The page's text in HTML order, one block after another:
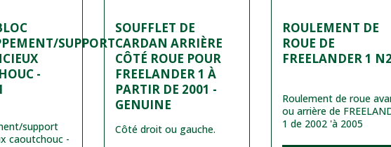
SUPPORT
-
support
caoutchouc -
SOUFFLET DE
CARDAN ARRIÈRE
CÔTÉ ROUE POUR
FREELANDER 1 À
PARTIR DE 2001 -
GENUINE
Côté droit ou gauche.
ROULEMENT DE
ROUE DE
FREELANDER 1 N2
Roulement de roue
ou arrière de
1 de 2002 'à 2005